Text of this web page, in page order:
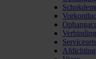
Servicesets